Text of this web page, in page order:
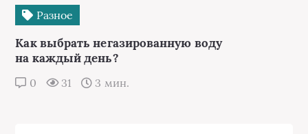
Разное
Как выбрать негазированную воду
на каждый день?
0 31 3 мин.